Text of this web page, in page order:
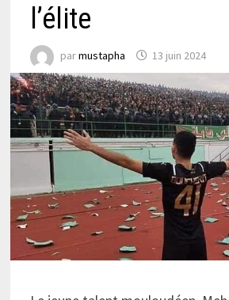
l’élite
parmustapha 13 juin 2024